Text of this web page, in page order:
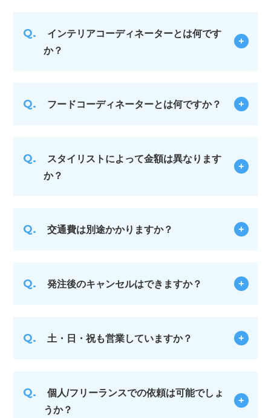
Q.
インテリアコーディネーターとは何です
か？
Q. フードコーディネーターとは何ですか？
Q.
スタイリストによって金額は異なります
か？
Q. 交通費は別途かかりますか？
Q. 発注後のキャンセルはできますか？
Q. 土・日・祝も営業していますか？
Q.
個人/フリーランスでの依頼は可能でしょ
うか？